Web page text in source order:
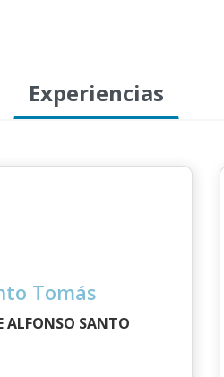
Experiencias
Tomás
ALFONSO SANTO